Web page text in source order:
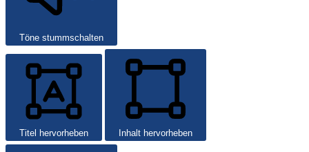
Töne stummschalten
Titel hervorheben Inhalt hervorheben